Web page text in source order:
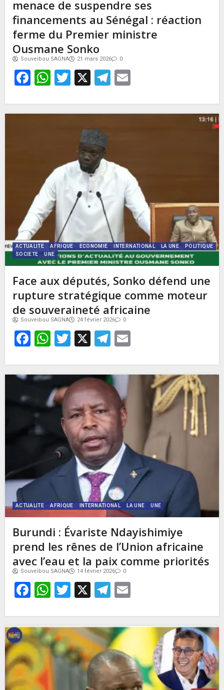
menace de suspendre ses
financements au Sénégal : réaction
ferme du Premier ministre
Ousmane Sonko
Souveibou SAGNA 21 mars 2026 0
Facebook
WhatsApp
Twitter
X Telegram
ACTUALITE AFRIQUE ECONOMIE INTERNATIONAL LA UNE
POLITIQUE
SOCIETE
UNE
Face aux députés, Sonko défend une
rupture stratégique comme moteur
de souveraineté africaine
Souveibou SAGNA 24 février 2026 0
Facebook
WhatsApp
Twitter
X Telegram
ACTUALITE AFRIQUE INTERNATIONAL LA UNE UNE
Burundi : Évariste Ndayishimiye
prend les rênes de l’Union africaine
avec l’eau et la paix comme priorités
Souveibou SAGNA 14 février 2026 0
Facebook
WhatsApp
Twitter
X Telegram